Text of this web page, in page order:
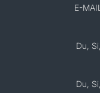
E-
Du,
Du,